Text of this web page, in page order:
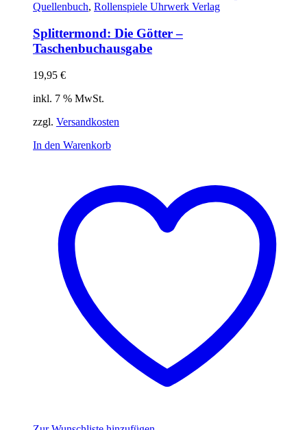
Quellenbuch, Rollenspiele Uhrwerk Verlag
Splittermond: Die Götter –
Taschenbuchausgabe
19,95 €
inkl. 7 % MwSt.
zzgl. Versandkosten
In den Warenkorb